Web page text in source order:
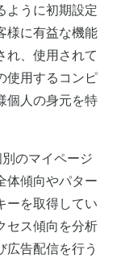
ように初期設定
様に有益な機能
れ、使用されて
使用するコンピ
個人の身元を特
のマイページ
体傾向やパター
ーを取得してい
セス傾向を分析
広告配信を行う